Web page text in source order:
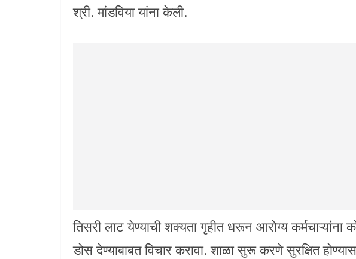
श्री. मांडविया यांना केली.
तिसरी लाट येण्याची शक्यता गृहीत धरून आरोग्य कर्मचाऱ्यांना
डोस देण्याबाबत विचार करावा. शाळा सुरू करणे सुरक्षित